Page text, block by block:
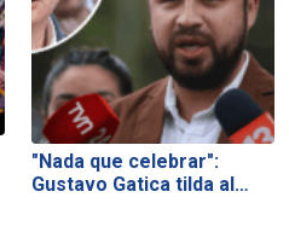
"Nada que celebrar":
Gustavo Gatica tilda al…